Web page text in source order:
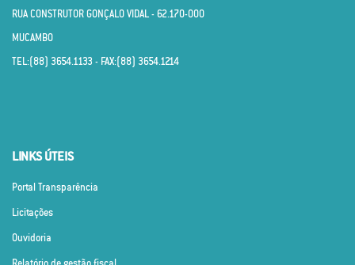
RUA CONSTRUTOR GONÇALO VIDAL - 62.170­-000
MUCAMBO
TEL:(88) 3654.1133 - FAX:(88) 3654.1214
LINKS ÚTEIS
Portal Transparência
Licitações
Ouvidoria